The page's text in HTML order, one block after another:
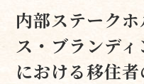
内部ステーク
ス・ブランデ
における移住